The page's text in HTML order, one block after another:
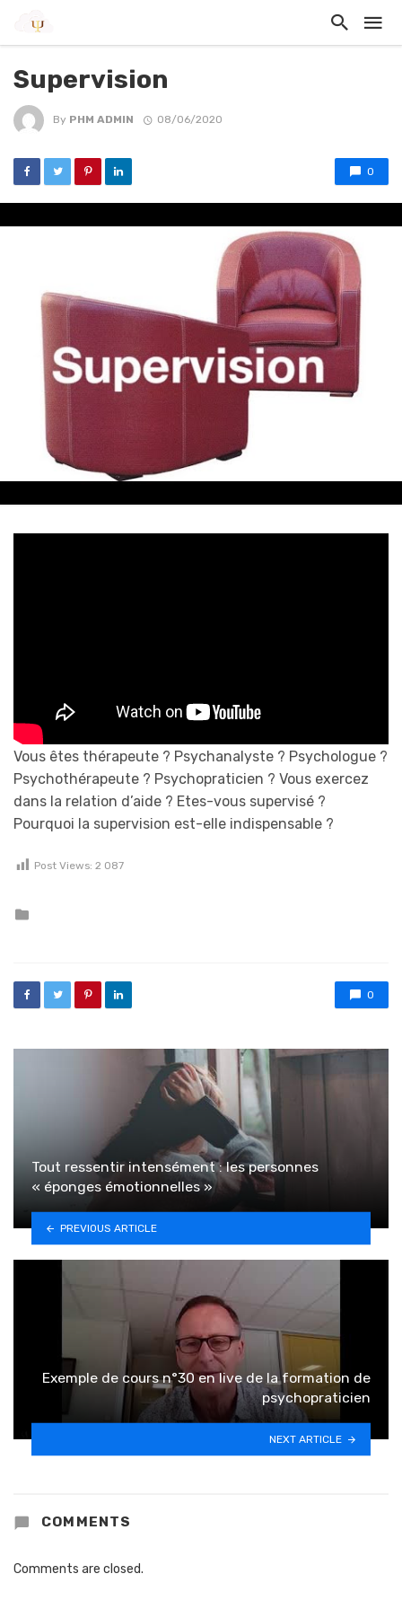
Supervision
By PHM ADMIN 08/06/2020
0
Vous êtes thérapeute ? Psychanalyste ? Psychologue ?
Psychothérapeute ? Psychopraticien ? Vous exercez
dans la relation d’aide ? Etes-vous supervisé ?
Pourquoi la supervision est-elle indispensable ?
Post Views: 2 087
0
Tout ressentir intensément : les personnes
« éponges émotionnelles »
PREVIOUS ARTICLE
Exemple de cours n°30 en live de la formation de
psychopraticien
NEXT ARTICLE
COMMENTS
Comments are closed.